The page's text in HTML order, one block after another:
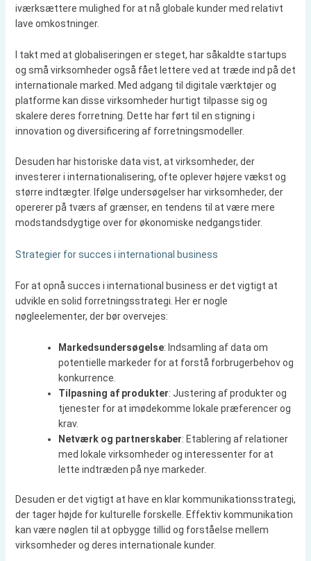
iværksættere mulighed for at nå globale kunder med relativt
lave omkostninger.
I takt med at globaliseringen er steget, har såkaldte startups
og små virksomheder også fået lettere ved at træde ind på det
internationale marked. Med adgang til digitale værktøjer og
platforme kan disse virksomheder hurtigt tilpasse sig og
skalere deres forretning. Dette har ført til en stigning i
innovation og diversificering af forretningsmodeller.
Desuden har historiske data vist, at virksomheder, der
investerer i internationalisering, ofte oplever højere vækst og
større indtægter. Ifølge undersøgelser har virksomheder, der
opererer på tværs af grænser, en tendens til at være mere
modstandsdygtige over for økonomiske nedgangstider.
Strategier for succes i international business
For at opnå succes i international business er det vigtigt at
udvikle en solid forretningsstrategi. Her er nogle
nøgleelementer, der bør overvejes:
Markedsundersøgelse: Indsamling af data om
potentielle markeder for at forstå forbrugerbehov og
konkurrence.
Tilpasning af produkter: Justering af produkter og
tjenester for at imødekomme lokale præferencer og
krav.
Netværk og partnerskaber: Etablering af relationer
med lokale virksomheder og interessenter for at
lette indtræden på nye markeder.
Desuden er det vigtigt at have en klar kommunikationsstrategi,
der tager højde for kulturelle forskelle. Effektiv kommunikation
kan være nøglen til at opbygge tillid og forståelse mellem
virksomheder og deres internationale kunder.